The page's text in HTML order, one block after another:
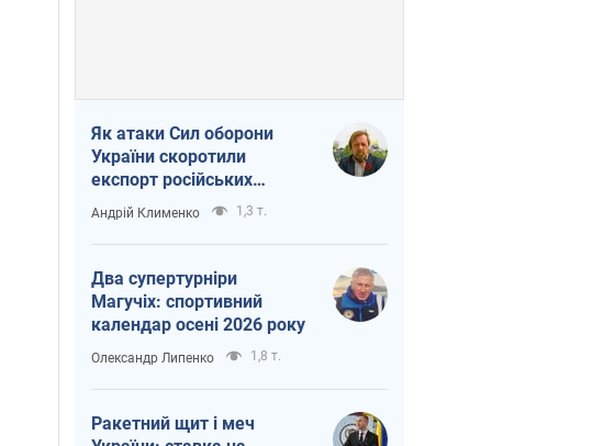
Як атаки Сил оборони
України скоротили
експорт російських
нафтопродуктів
Андрій Клименко 1,3 т.
Два супертурніри
Магучіх: спортивний
календар осені 2026 року
Олександр Липенко 1,8 т.
Ракетний щит і меч